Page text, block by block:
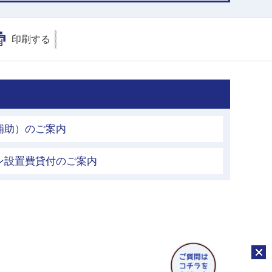
印刷する
助）のご案内
置費貸付のご案内
チャ